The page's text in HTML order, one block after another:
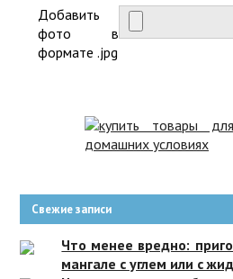
Добавить
фото в
формате .jpg
Свежие записи
Что менее вредно:
мангале с углем или с